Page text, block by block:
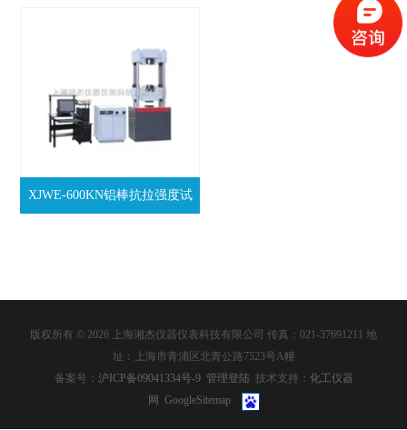
XJWE-600KN铝棒抗拉强度试
版权所有 © 2026 上海湘杰仪器仪表科技有限公司 传真：021-37691211 地
址：上海市青浦区北青公路7523号A幢
备案号： 沪ICP备09041334号-9 管理登陆 技术支持： 化工仪器
网 GoogleSitemap